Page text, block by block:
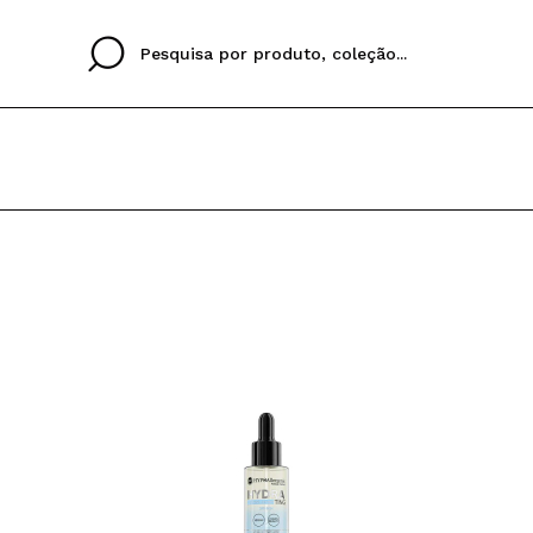
Ao criar uma conta
rapidamente, verificar